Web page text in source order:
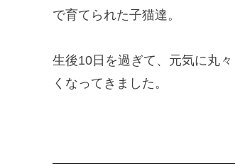
で育てられた子猫達。
生後10日を過ぎて、元気に丸
くなってきました。